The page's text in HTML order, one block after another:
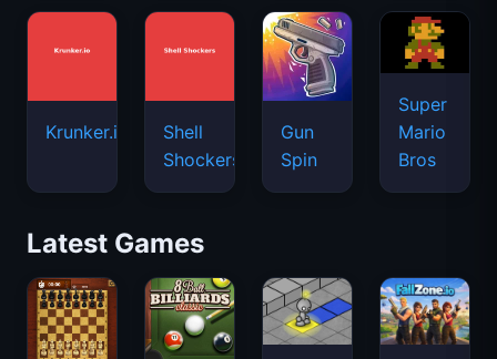
Krunker.io
Shell
Shockers
Gun
Spin
Super
Mario
Bros
Latest Games